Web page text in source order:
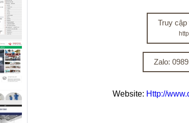
Truy cập
Zalo:
Website: Http://